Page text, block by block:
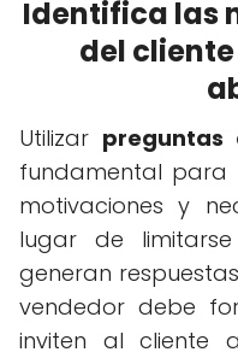
Identifica las
del
Utilizar preguntas
fundamental para
motivaciones y
lugar de
generan
vendedor debe
inviten al cliente